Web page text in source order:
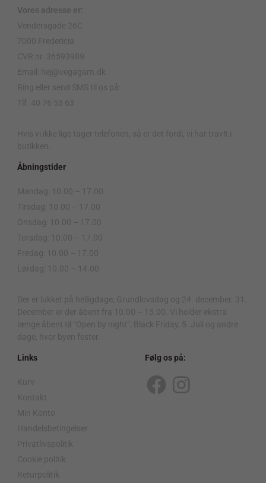
Vores adresse er:
Vendersgade 26C
7000 Fredericia
CVR nr. 36593989
Email: hej@vegagarn.dk
Ring eller send SMS til os på:
Tlf. 40 76 53 63
Hvis vi ikke lige tager telefonen, så er det fordi, vi har travlt i
butikken.
Åbningstider
Mandag: 10.00 – 17.00
Tirsdag: 10.00 – 17.00
Onsdag: 10.00 – 17.00
Torsdag: 10.00 – 17.00
Fredag: 10.00 – 17.00
Lørdag: 10.00 – 14.00
Der er lukket på helligdage, Grundlovsdag og 24. december. 31.
December er der åbent fra 10.00 – 13.00. Vi holder ekstra
længe åbent til “Open by night”, Black Friday, 5. Juli og andre
dage, hvor byen fester.
Links
Kurv
Kontakt
Min Konto
Handelsbetingelser
Privatlivspolitik
Cookie politik
Returpolitik
Følg os på:
F
I